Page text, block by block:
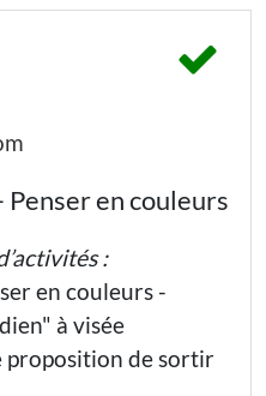
Penser en couleurs
:
en couleurs -
à visée
proposition de sortir